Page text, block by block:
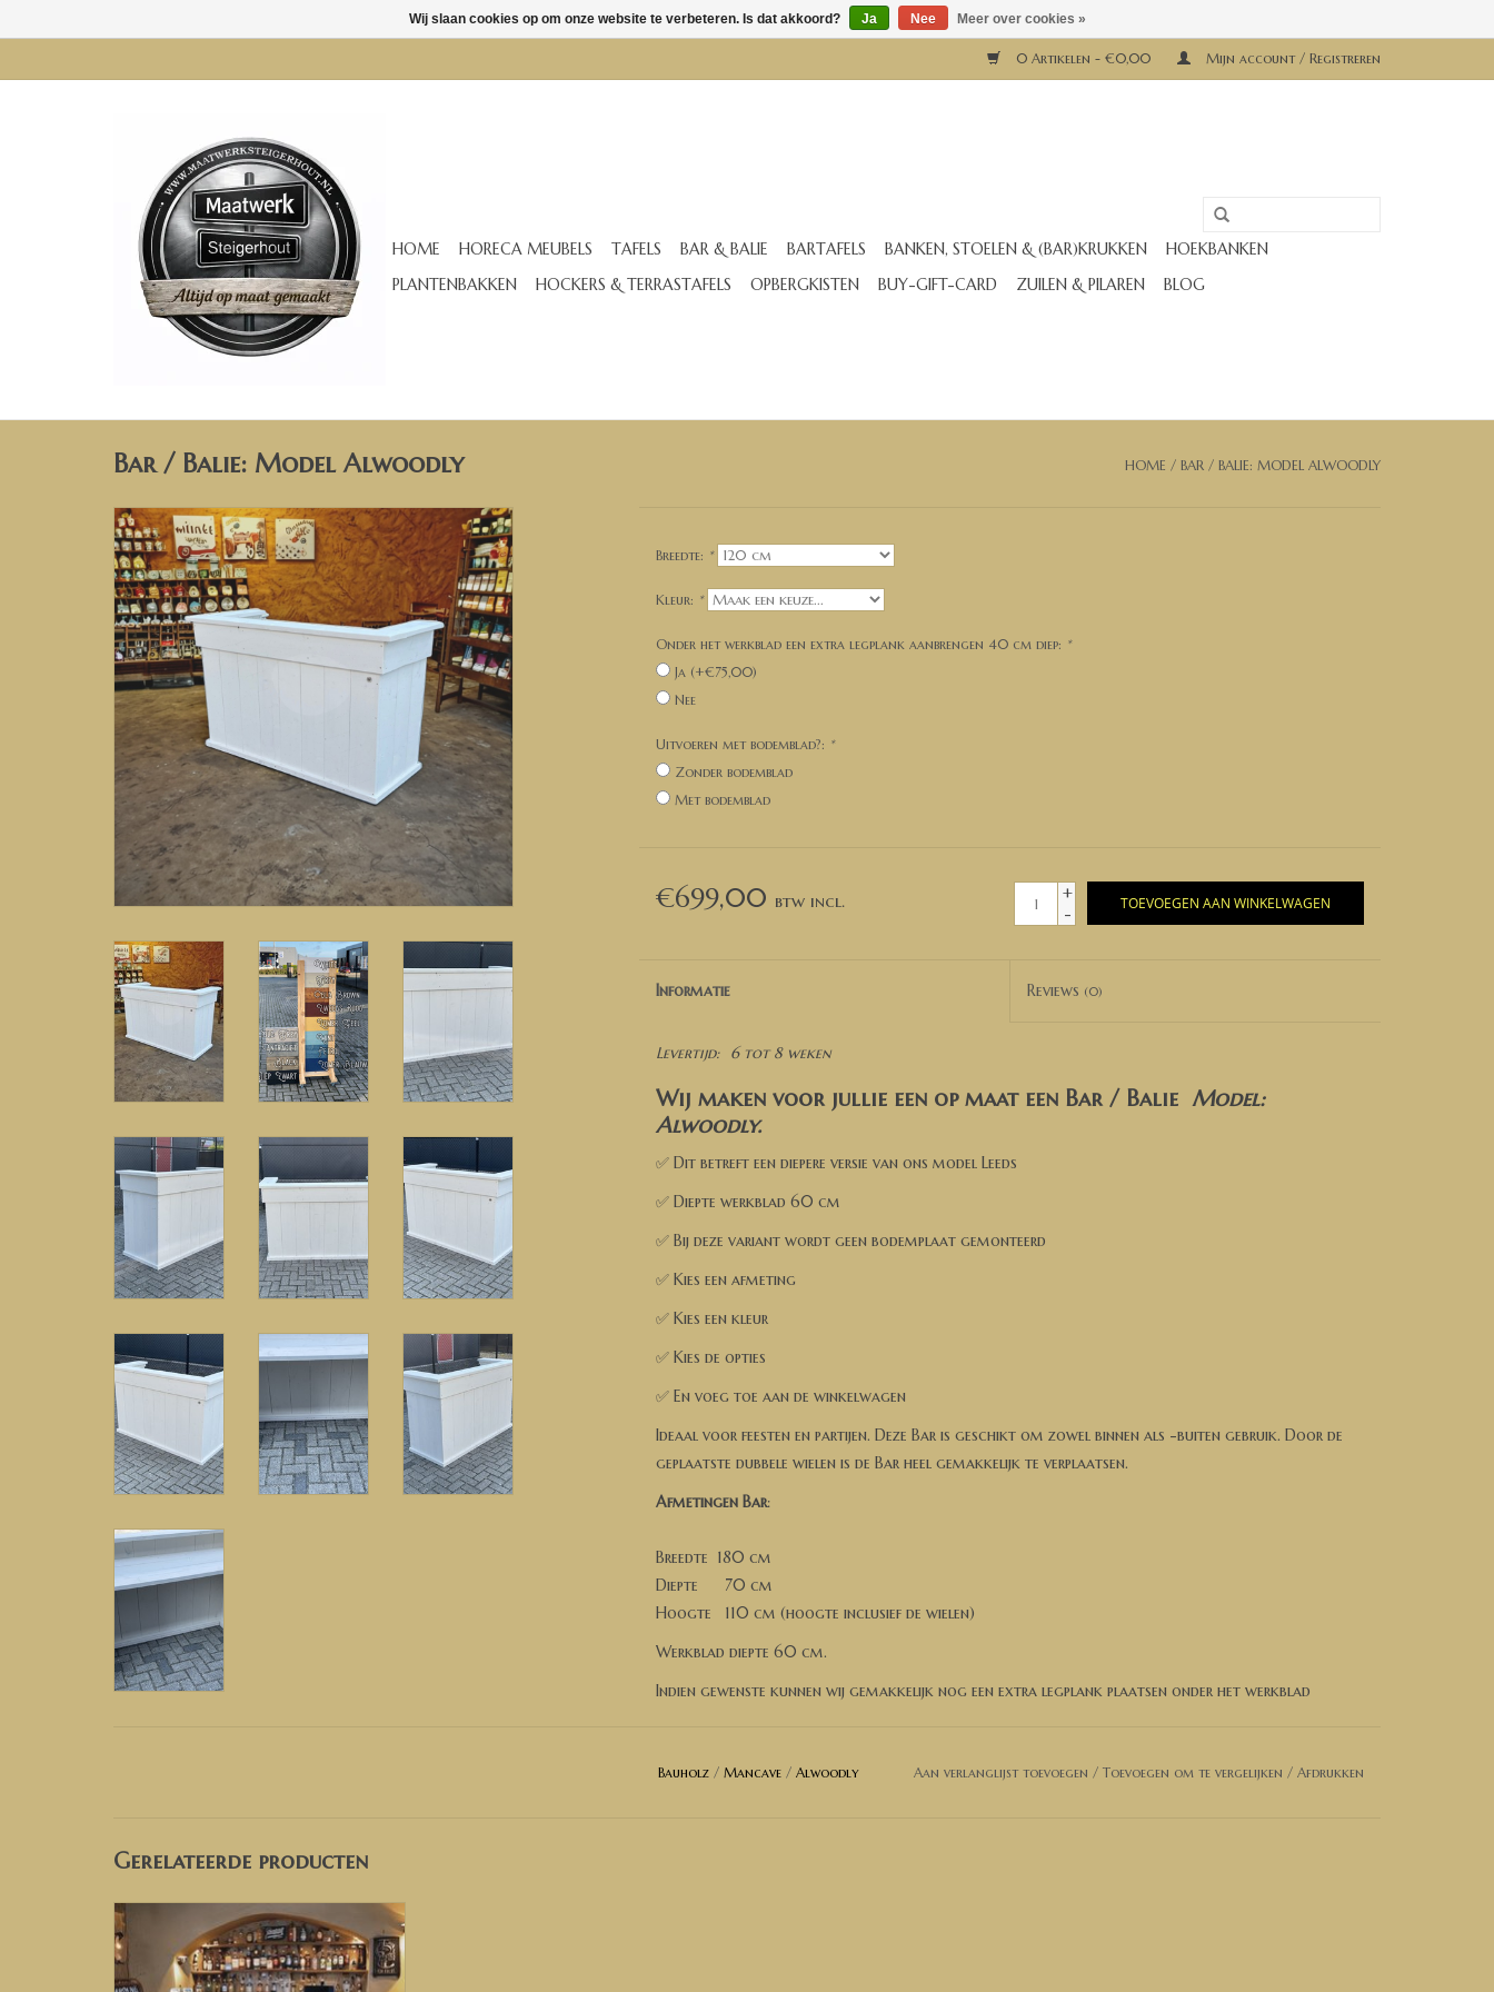
0 Artikelen - €0,00 Mijn account / Registreren
HOME HORECA MEUBELS TAFELS BAR & BALIE BARTAFELS BANKEN, STOELEN & (BAR)KRUKKEN
HOEKBANKEN
PLANTENBAKKEN
HOCKERS & TERRASTAFELS OPBERGKISTEN BUY-GIFT-CARD ZUILEN & PILAREN BLOG
Bar / Balie: Model Alwoodly HOME / BAR / BALIE: MODEL ALWOODLY
Breedte: *
Kleur: *
Onder het werkblad een extra legplank aanbrengen 40 cm diep: *
Ja (+€75,00)
Nee
Uitvoeren met bodemblad?: *
Zonder bodemblad
Met bodemblad
€699,00
+
-
TOEVOEGEN AAN WINKELWAGEN
Informatie Reviews (0)
Levertijd: 6 tot 8 weken
Wij maken voor jullie een op maat een Bar / Balie Model:
Alwoodly.
✅ Dit betreft een diepere versie van ons model Leeds
✅ Diepte werkblad 60 cm
✅ Bij deze variant wordt geen bodemplaat gemonteerd
✅ Kies een afmeting
✅ Kies een kleur
✅ Kies de opties
✅ En voeg toe aan de winkelwagen
Ideaal voor feesten en partijen. Deze Bar is geschikt om zowel binnen als -buiten gebruik. Door de
geplaatste dubbele wielen is de Bar heel gemakkelijk te verplaatsen.
Afmetingen Bar:
Breedte 180 cm
Diepte 70 cm
Hoogte 110 cm (hoogte inclusief de wielen)
Werkblad diepte 60 cm.
Indien gewenste kunnen wij gemakkelijk nog een extra legplank plaatsen onder het werkblad
✅ Wil je een andere afmeting? Neem dan contact met ons op voor een prijsopgave.
Bauholz / Mancave / Alwoodly Aan verlanglijst toevoegen / Toevoegen om te vergelijken / Afdrukken
Gerelateerde producten
Toog / Tapkast van steigerhout.
Maatwerk voor een betaalbare prijs!
Wij slaan cookies op om onze website te verbeteren. Is dat akkoord? Ja Nee Meer over cookies »